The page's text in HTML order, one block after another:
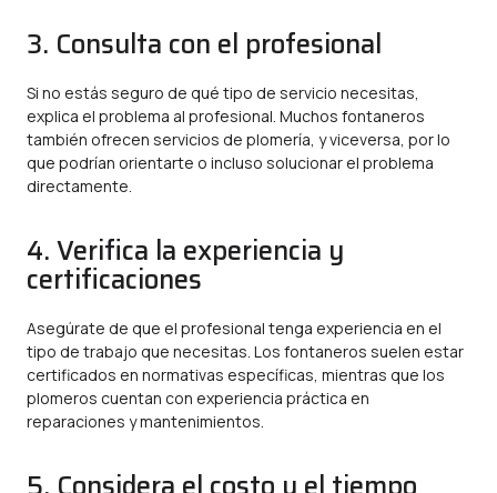
3. Consulta con el profesional
Si no estás seguro de qué tipo de servicio necesitas,
explica el problema al profesional. Muchos fontaneros
también ofrecen servicios de plomería, y viceversa, por lo
que podrían orientarte o incluso solucionar el problema
directamente.
4. Verifica la experiencia y
certificaciones
Asegúrate de que el profesional tenga experiencia en el
tipo de trabajo que necesitas. Los fontaneros suelen estar
certificados en normativas específicas, mientras que los
plomeros cuentan con experiencia práctica en
reparaciones y mantenimientos.